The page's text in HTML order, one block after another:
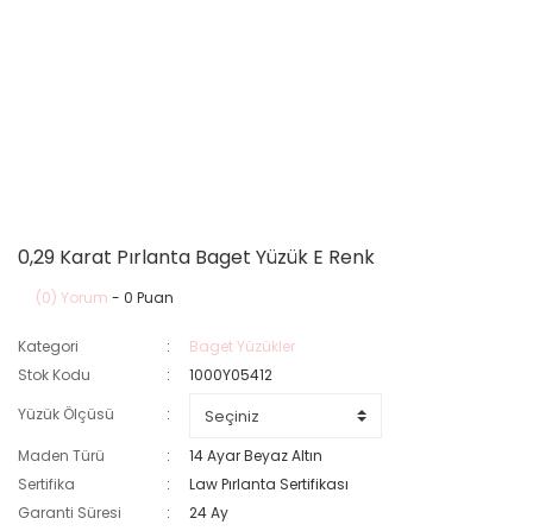
0,29 Karat Pırlanta Baget Yüzük E Renk
(0) Yorum - 0 Puan
Kategori
Baget Yüzükler
Stok Kodu
1000Y05412
Yüzük Ölçüsü
Maden Türü
14 Ayar Beyaz Altın
Sertifika
Law Pırlanta Sertifikası
Garanti Süresi
24 Ay